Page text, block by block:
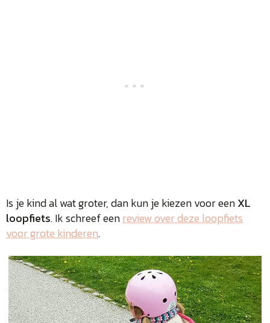
Is je kind al wat groter, dan kun je kiezen voor eenXL
loopfiets. Ik schreef eenreview over deze loopfiets
voor grote kinderen.